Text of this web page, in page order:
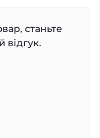
станьте
відгук.